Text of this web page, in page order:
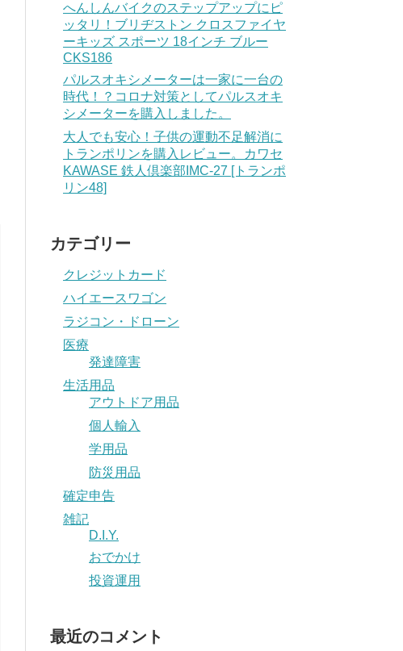
へんしんバイクのステップアップにピ
ッタリ！ブリヂストン クロスファイヤ
ーキッズ スポーツ 18インチ ブルー
CKS186
パルスオキシメーターは一家に一台の
時代！？コロナ対策としてパルスオキ
シメーターを購入しました。
大人でも安心！子供の運動不足解消に
トランポリンを購入レビュー。カワセ
KAWASE 鉄人倶楽部IMC-27 [トランポ
リン48]
カテゴリー
クレジットカード
ハイエースワゴン
ラジコン・ドローン
医療
発達障害
生活用品
アウトドア用品
個人輸入
学用品
防災用品
確定申告
雑記
D.I.Y.
おでかけ
投資運用
最近のコメント